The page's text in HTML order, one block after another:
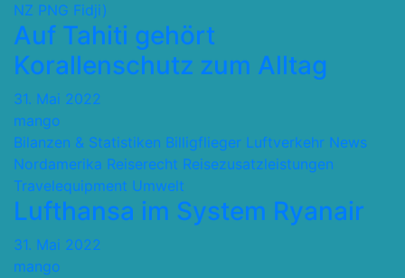
NZ PNG Fidji)
Auf Tahiti gehört
Korallenschutz zum Alltag
31. Mai 2022
mango
Bilanzen & Statistiken Billigflieger Luftverkehr News
Nordamerika Reiserecht Reisezusatzleistungen
Travelequipment Umwelt
Lufthansa im System Ryanair
31. Mai 2022
mango